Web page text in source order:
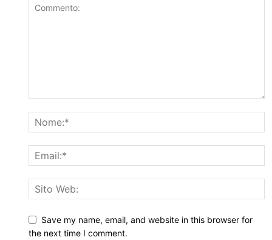
Save my name, email, and website in this browser for
the next time I comment.